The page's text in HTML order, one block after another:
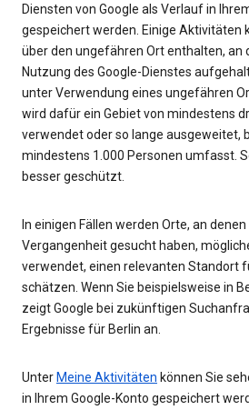
Diensten von Google als Verlauf in
gespeichert werden. Einige Aktivitäten
über den ungefähren Ort enthalten, an
Nutzung des Google-Dienstes
unter Verwendung eines ungefähren
wird dafür ein Gebiet von mindestens
verwendet oder so lange ausgeweitet,
mindestens 1.000 Personen umfasst.
besser geschützt.
In einigen Fällen werden Orte, an denen
Vergangenheit gesucht haben,
verwendet, einen relevanten Standort
schätzen. Wenn Sie beispielsweise in
zeigt Google bei zukünftigen
Ergebnisse für Berlin an.
UnterMeine Aktivitäten können Sie
in Ihrem Google-Konto gespeichert